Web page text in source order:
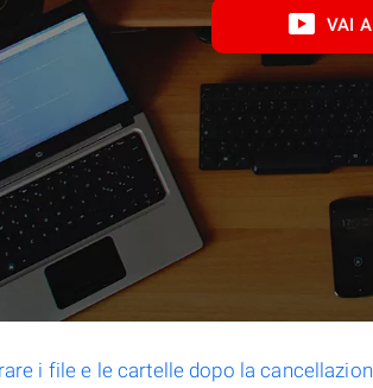
VAI
i file e le cartelle dopo la